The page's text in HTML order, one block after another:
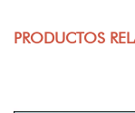
PRODUCTOS